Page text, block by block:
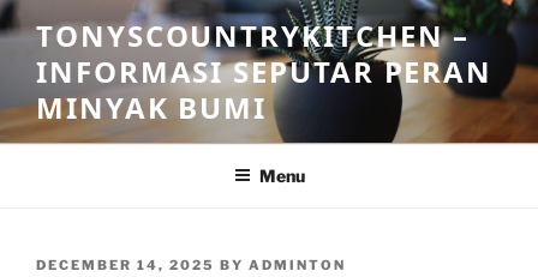
Skip
to
content
TONYSCOUNTRYKITCHEN –
INFORMASI SEPUTAR PERAN
MINYAK BUMI
Menu
POSTED
DECEMBER 14, 2025 BY ADMINTON